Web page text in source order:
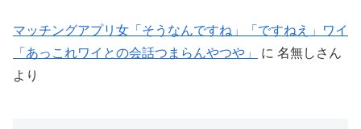
マッチングアプリ女「そうなんですね」「ですねえ」ワイ
「あっこれワイとの会話つまらんやつや」
に 名無しさん
より